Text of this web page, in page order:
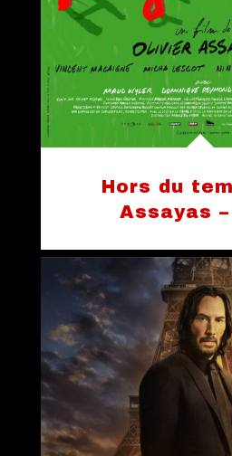
Hors du
Assayas